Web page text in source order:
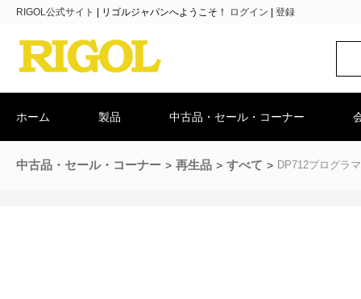
RIGOL公式サイト リゴルジャパンへようこそ！ ログイン 登録
ホーム 製品 中古品・セール・コーナー
中古品・セール・コーナー 再生品 すべて DP712プログラ